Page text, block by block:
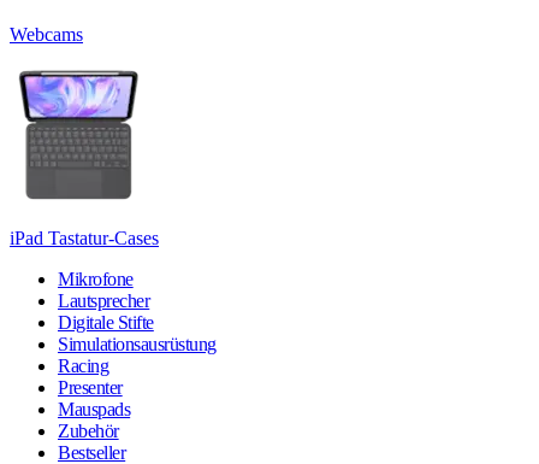
Webcams
iPad Tastatur-Cases
Mikrofone
Lautsprecher
Digitale Stifte
Simulationsausrüstung
Racing
Presenter
Mauspads
Zubehör
Bestseller